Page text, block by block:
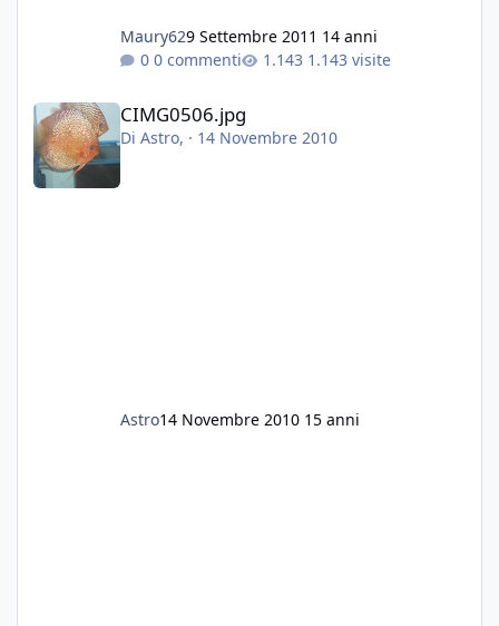
Maury629 Settembre 2011 14 anni
0 commenti
1.143 visite
CIMG0506.jpg
Di Astro, · 14 Novembre 2010
Astro14 Novembre 2010 15 anni